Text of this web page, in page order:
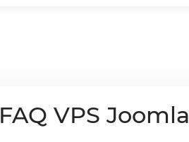
FAQ VPS Joomla